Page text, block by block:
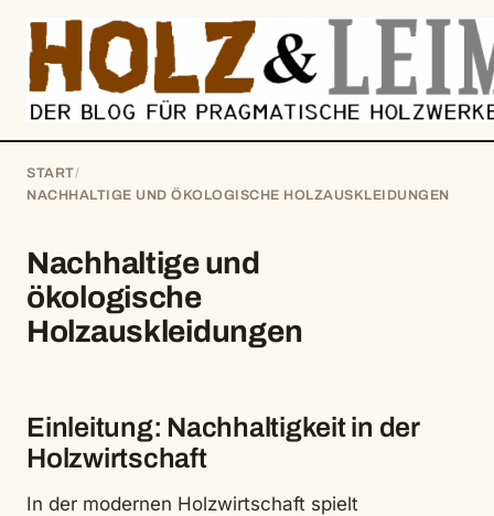
springen
START/
NACHHALTIGE UND ÖKOLOGISCHE HOLZAUSKLEIDUNGEN
Nachhaltige und
ökologische
Holzauskleidungen
Einleitung: Nachhaltigkeit in der
Holzwirtschaft
In der modernen Holzwirtschaft spielt